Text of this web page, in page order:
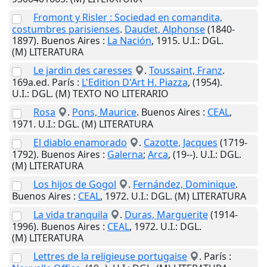
Fromont y Risler : Sociedad en comandita,
costumbres parisienses. Daudet, Alphonse(1840-
1897). Buenos Aires : La Nación, 1915. U.I.: DGL.
(M) LITERATURA
Le jardin des caresses
. Toussaint, Franz.
169a.ed. París : L'Edition D'Art H. Piazza, (1954).
U.I.: DGL. (M) TEXTO NO LITERARIO
Rosa
. Pons, Maurice. Buenos Aires : CEAL,
1971. U.I.: DGL. (M) LITERATURA
El diablo enamorado
. Cazotte, Jacques (1719-
1792). Buenos Aires : Galerna; Arca, (19--). U.I.: DGL.
(M) LITERATURA
Los hijos de Gogol
. Fernández, Dominique.
Buenos Aires : CEAL, 1972. U.I.: DGL. (M) LITERATURA
La vida tranquila
. Duras, Marguerite(1914-
1996). Buenos Aires : CEAL, 1972. U.I.: DGL.
(M) LITERATURA
Lettres de la religieuse portugaise
. París :